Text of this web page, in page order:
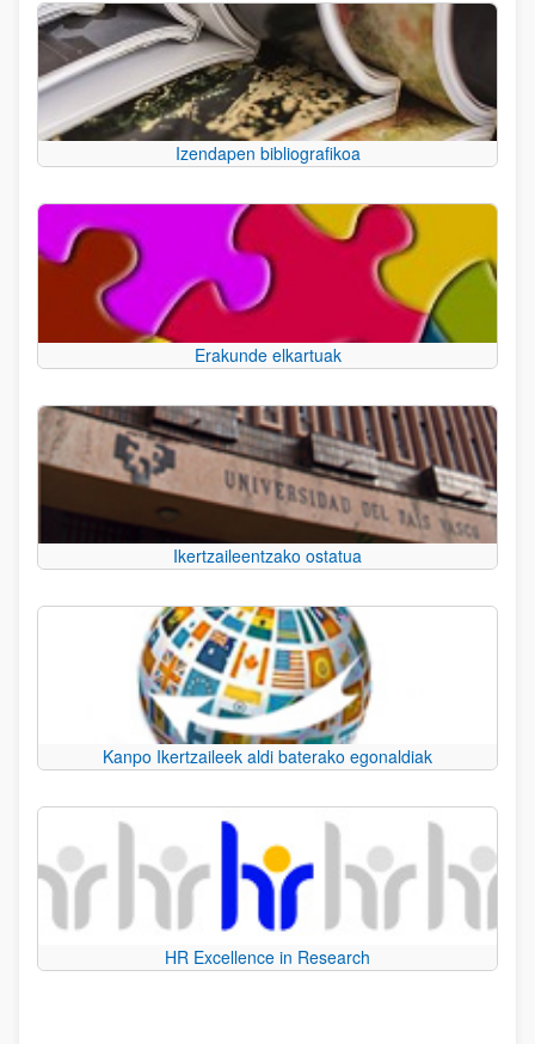
Izendapen bibliografikoa
Erakunde elkartuak
Ikertzaileentzako ostatua
Kanpo Ikertzaileek aldi baterako egonaldiak
HR Excellence in Research